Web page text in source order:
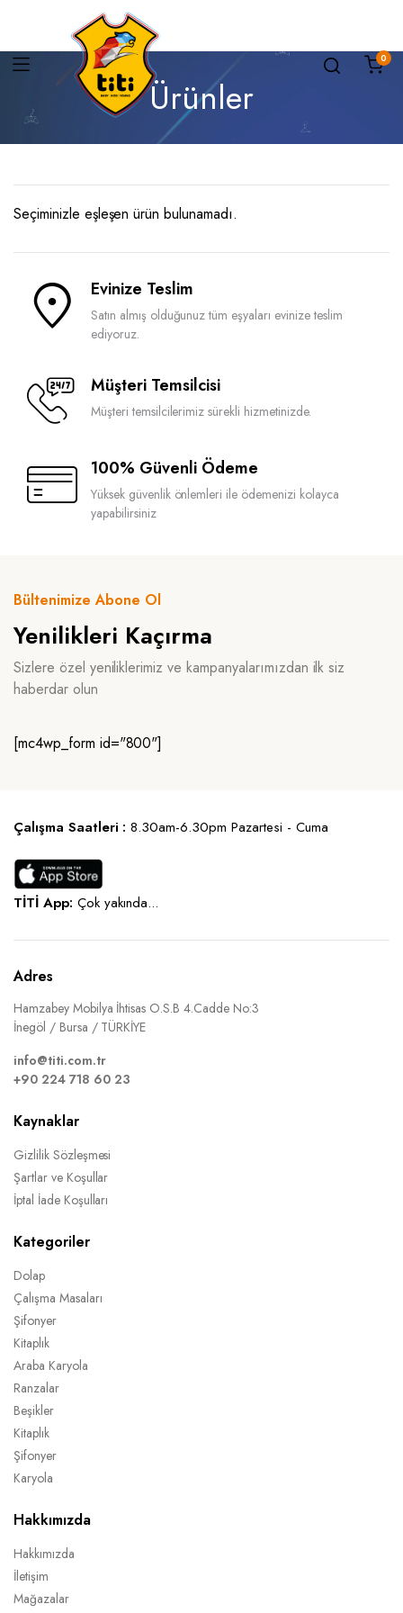
0
Ürünler
Seçiminizle eşleşen ürün bulunamadı.
Evinize Teslim
Satın almış olduğunuz tüm eşyaları evinize teslim
ediyoruz.
Müşteri Temsilcisi
Müşteri temsilcilerimiz sürekli hizmetinizde.
100% Güvenli Ödeme
Yüksek güvenlik önlemleri ile ödemenizi kolayca
yapabilirsiniz
Bültenimize Abone Ol
Yenilikleri Kaçırma
Sizlere özel yeniliklerimiz ve kampanyalarımızdan ilk siz
haberdar olun
[mc4wp_form id="800"]
Çalışma Saatleri : 8.30am-6.30pm Pazartesi - Cuma
TİTİ App: Çok yakında...
Adres
Hamzabey Mobilya İhtisas O.S.B 4.Cadde No:3
İnegöl / Bursa / TÜRKİYE
info@titi.com.tr
+90 224 718 60 23
Kaynaklar
Gizlilik Sözleşmesi
Şartlar ve Koşullar
İptal İade Koşulları
Kategoriler
Dolap
Çalışma Masaları
Şifonyer
Kitaplık
Araba Karyola
Ranzalar
Beşikler
Kitaplık
Şifonyer
Karyola
Hakkımızda
Hakkımızda
İletişim
Mağazalar